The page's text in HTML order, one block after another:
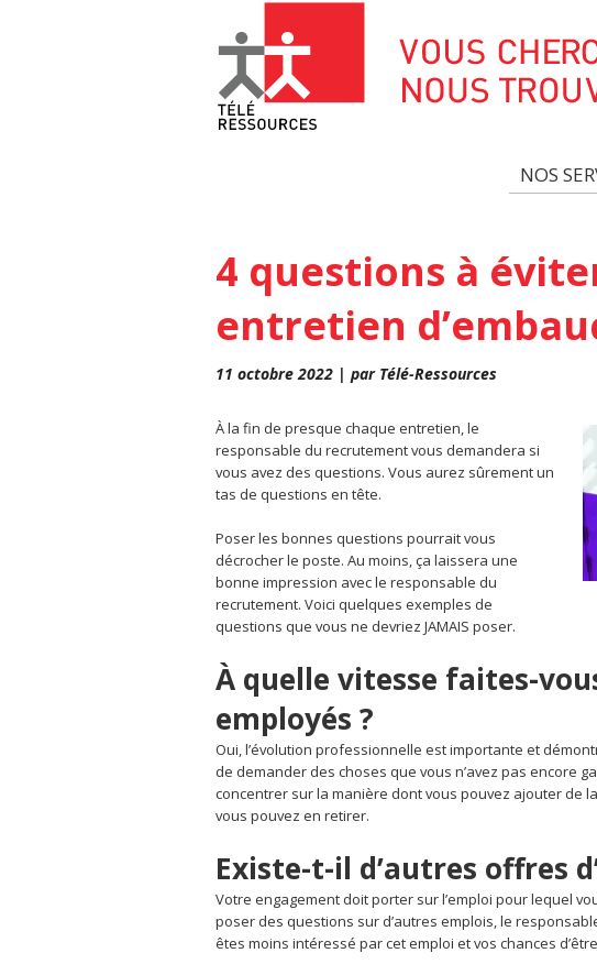
NOS
4 questions à
entretien
11 octobre 2022 | par Télé-Ressources
À la fin de presque chaque entretien, le
responsable du recrutement vous demandera si
vous avez des questions. Vous aurez sûrement un
tas de questions en tête.
Poser les bonnes questions pourrait vous
décrocher le poste. Au moins, ça laissera une
bonne impression avec le responsable du
recrutement. Voici quelques exemples de
questions que vous ne devriez JAMAIS poser.
À quelle vitesse faites-
employés ?
Oui, l’évolution professionnelle est importante et
de demander des choses que vous n’avez pas encore
concentrer sur la manière dont vous pouvez ajouter de
vous pouvez en retirer.
Existe-t-il d’autres offres
Votre engagement doit porter sur l’emploi pour lequel
poser des questions sur d’autres emplois, le
êtes moins intéressé par cet emploi et vos chances